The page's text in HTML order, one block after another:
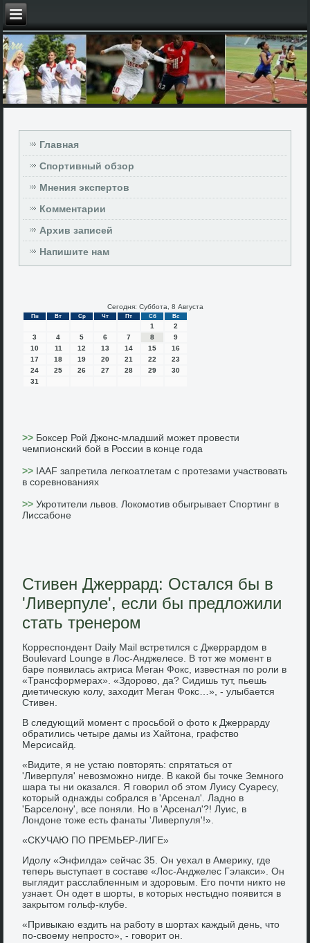
Главная
Спортивный обзор
Мнения экспертов
Комментарии
Архив записей
Напишите нам
Сегодня: Суббота, 8 Августа
Пн Вт Ср Чт Пт Сб Вс
1
2
3
4 5 6 7 8
9
10
11 12 13 14 15
16
17
18 19 20 21 22
23
24
25 26 27 28 29
30
31
>> Боксер Рой Джонс-младший может провести
чемпионский бой в России в конце года
>> IAAF запретила легкоатлетам с протезами участвовать
в соревнованиях
>>Укротители львов. Локомотив обыгрывает Спортинг в
Лиссабоне
Стивен Джеррард: Остался бы в
'Ливерпуле', если бы предложили
стать тренером
Корреспондент Daily Mail встретился с Джеррардом в
Boulevard Lounge в Лос-Анджелесе. В тот же момент в
баре появилась актриса Меган Фокс, известная по роли в
«Трансформерах». «Здорово, да? Сидишь тут, пьешь
диетическую колу, заходит Меган Фокс…», - улыбается
Стивен.
В следующий момент с просьбой о фото к Джеррарду
обратились четыре дамы из Хайтона, графство
Мерсисайд.
«Видите, я не устаю повторять: спрятаться от
'Ливерпуля' невозможно нигде. В какой бы точке Земного
шара ты ни оказался. Я говорил об этом Луису Суаресу,
который однажды собрался в 'Арсенал'. Ладно в
'Барселону', все поняли. Но в 'Арсенал'?! Луис, в
Лондоне тоже есть фанаты 'Ливерпуля'!».
«СКУЧАЮ ПО ПРЕМЬЕР-ЛИГЕ»
Идолу «Энфилда» сейчас 35. Он уехал в Америку, где
теперь выступает в составе «Лос-Анджелес Гэлакси». Он
выглядит расслабленным и здоровым. Его почти никто не
узнает. Он одет в шорты, в которых нестыдно появится в
закрытом гольф-клубе.
«Привыкаю ездить на работу в шортах каждый день, что
по-своему непросто», - говорит он.